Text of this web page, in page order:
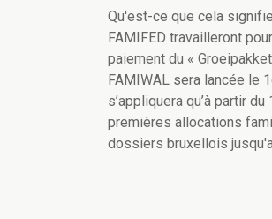
Qu'est-ce que cela
FAMIFED travailleront
paiement du «
FAMIWAL sera lancée le
s’appliquera qu’à partir
premières allocations
dossiers bruxellois